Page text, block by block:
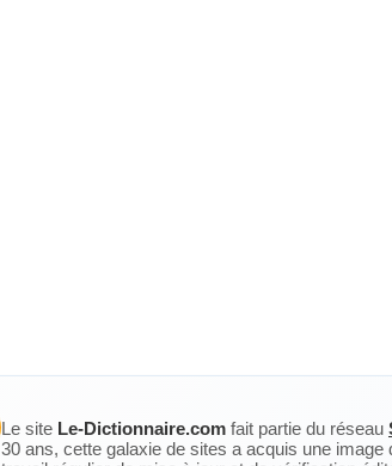
Le site Le-Dictionnaire.com fait partie du réseau
30 ans, cette galaxie de sites a acquis une